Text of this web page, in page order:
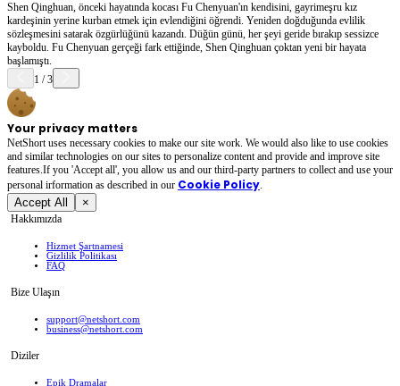
Shen Qinghuan, önceki hayatında kocası Fu Chenyuan'ın kendisini, gayrimeşru kız
kardeşinin yerine kurban etmek için evlendiğini öğrendi. Yeniden doğduğunda evlilik
sözleşmesini satarak özgürlüğünü kazandı. Düğün günü, her şeyi geride bırakıp sessizce
kayboldu. Fu Chenyuan gerçeği fark ettiğinde, Shen Qinghuan çoktan yeni bir hayata
başlamıştı.
1 /3
Your privacy matters
NetShort uses necessary cookies to make our site work. We would also like to use cookies
and similar technologies on our sites to personalize content and provide and improve site
features.If you 'Accept all', you allow us and our third-party partners to collect and use your
personal irformation as described in our Cookie Policy.
Accept All ×
Hakkımızda
Hizmet Şartnamesi
Gizlilik Politikası
FAQ
Bize Ulaşın
support@netshort.com
business@netshort.com
Diziler
Epik Dramalar